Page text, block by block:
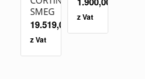
SMEG
19.519,00
z Vat
z Vat